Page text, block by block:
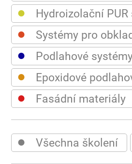
● Hydroizolační
● Systémy pro
● Podlahové
● Epoxidové
● Fasádní materiály
● Všechna školení